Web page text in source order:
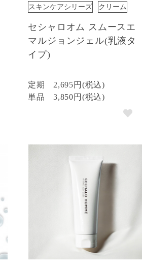
スキンケアシリーズ
クリーム
セシャロオム スムースエ
マルジョンジェル(乳液タ
イプ)
定期
2,695円(税込)
単品
3,850円(税込)